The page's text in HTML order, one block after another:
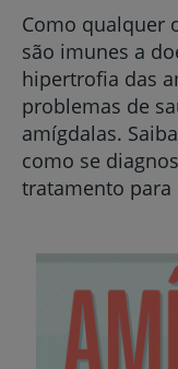
Como qualquer
são imunes a
hipertrofia das
problemas de
amígdalas.
como se
tratamento para